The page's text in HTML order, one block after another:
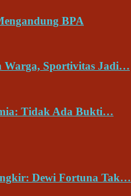
BPA
Warga, Sportivitas Jadi…
Tidak Ada Bukti…
Dewi Fortuna Tak…